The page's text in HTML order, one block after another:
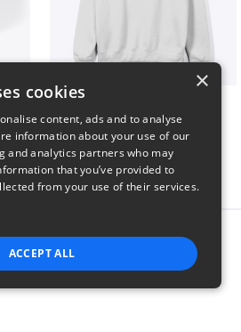
this product
×
cookies
content, ads and to analyse
information about your use of our
and analytics partners who may
that you’ve provided to
from your use of their services.
ACCEPT ALL
PERFORMANCE